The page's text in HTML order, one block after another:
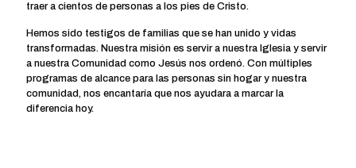
traer a cientos de personas a los pies de Cristo.
Hemos sido testigos de familias que se han unido y vidas
transformadas. Nuestra misión es servir a nuestra Iglesia y servir
a nuestra Comunidad como Jesús nos ordenó. Con múltiples
programas de alcance para las personas sin hogar y nuestra
comunidad, nos encantaría que nos ayudara a marcar la
diferencia hoy.